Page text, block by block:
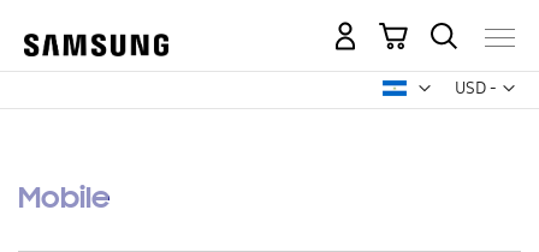
USD -
dólar
Mi carrito
Mobile